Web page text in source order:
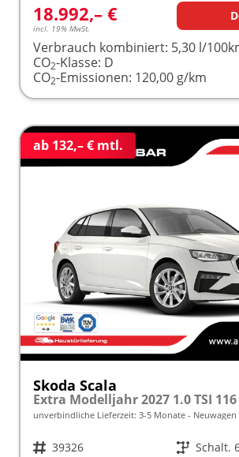
18.992,– €
incl. 19% MwSt.
Verbrauch kombiniert: 5,30 l/
CO2-Klasse: D
CO2-Emissionen: 120,00 g/km
ab 132,– € mtl.
Skoda Scala
unverbindliche Lieferzeit: 3-5 Monate Neuwagen
Fahrzeugnr. 39326 Getriebe Schalt.